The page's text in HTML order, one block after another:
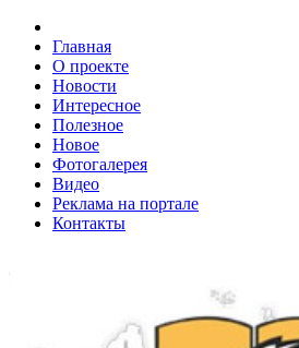
Главная
О проекте
Новости
Интересное
Полезное
Новое
Фотогалерея
Видео
Реклама на портале
Контакты